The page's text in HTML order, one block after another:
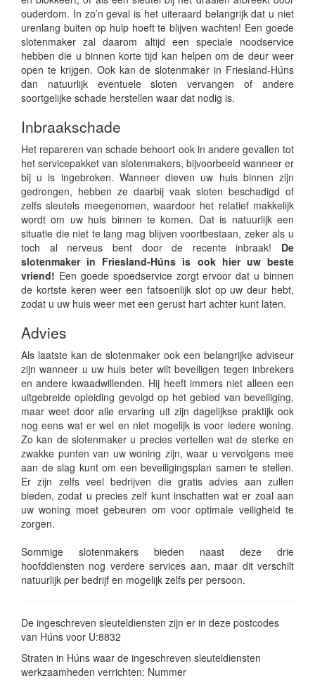
ouderdom. In zo’n geval is het uiteraard belangrijk dat u niet
urenlang buiten op hulp hoeft te blijven wachten! Een goede
slotenmaker zal daarom altijd een speciale noodservice
hebben die u binnen korte tijd kan helpen om de deur weer
open te krijgen. Ook kan de slotenmaker in Friesland-Húns
dan natuurlijk eventuele sloten vervangen of andere
soortgelijke schade herstellen waar dat nodig is.
Inbraakschade
Het repareren van schade behoort ook in andere gevallen tot
het servicepakket van slotenmakers, bijvoorbeeld wanneer er
bij u is ingebroken. Wanneer dieven uw huis binnen zijn
gedrongen, hebben ze daarbij vaak sloten beschadigd of
zelfs sleutels meegenomen, waardoor het relatief makkelijk
wordt om uw huis binnen te komen. Dat is natuurlijk een
situatie die niet te lang mag blijven voortbestaan, zeker als u
toch al nerveus bent door de recente inbraak! De
slotenmaker in Friesland-Húns is ook hier uw beste
vriend! Een goede spoedservice zorgt ervoor dat u binnen
de kortste keren weer een fatsoenlijk slot op uw deur hebt,
zodat u uw huis weer met een gerust hart achter kunt laten.
Advies
Als laatste kan de slotenmaker ook een belangrijke adviseur
zijn wanneer u uw huis beter wilt beveiligen tegen inbrekers
en andere kwaadwillenden. Hij heeft immers niet alleen een
uitgebreide opleiding gevolgd op het gebied van beveiliging,
maar weet door alle ervaring uit zijn dagelijkse praktijk ook
nog eens wat er wel en niet mogelijk is voor iedere woning.
Zo kan de slotenmaker u precies vertellen wat de sterke en
zwakke punten van uw woning zijn, waar u vervolgens mee
aan de slag kunt om een beveiligingsplan samen te stellen.
Er zijn zelfs veel bedrijven die gratis advies aan zullen
bieden, zodat u precies zelf kunt inschatten wat er zoal aan
uw woning moet gebeuren om voor optimale veiligheid te
zorgen.
Sommige slotenmakers bieden naast deze drie
hoofddiensten nog verdere services aan, maar dit verschilt
natuurlijk per bedrijf en mogelijk zelfs per persoon.
De ingeschreven sleuteldiensten zijn er in deze postcodes
van Húns voor U:8832
Straten in Húns waar de ingeschreven sleuteldiensten
werkzaamheden verrichten: Nummer